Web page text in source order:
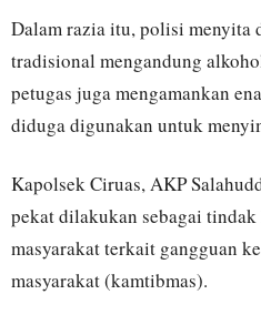
Dalam razia itu, polisi menyita
tradisional mengandung
petugas juga mengamankan
diduga digunakan untuk
Kapolsek Ciruas, AKP
pekat dilakukan sebagai
masyarakat terkait gangguan
masyarakat (kamtibmas).